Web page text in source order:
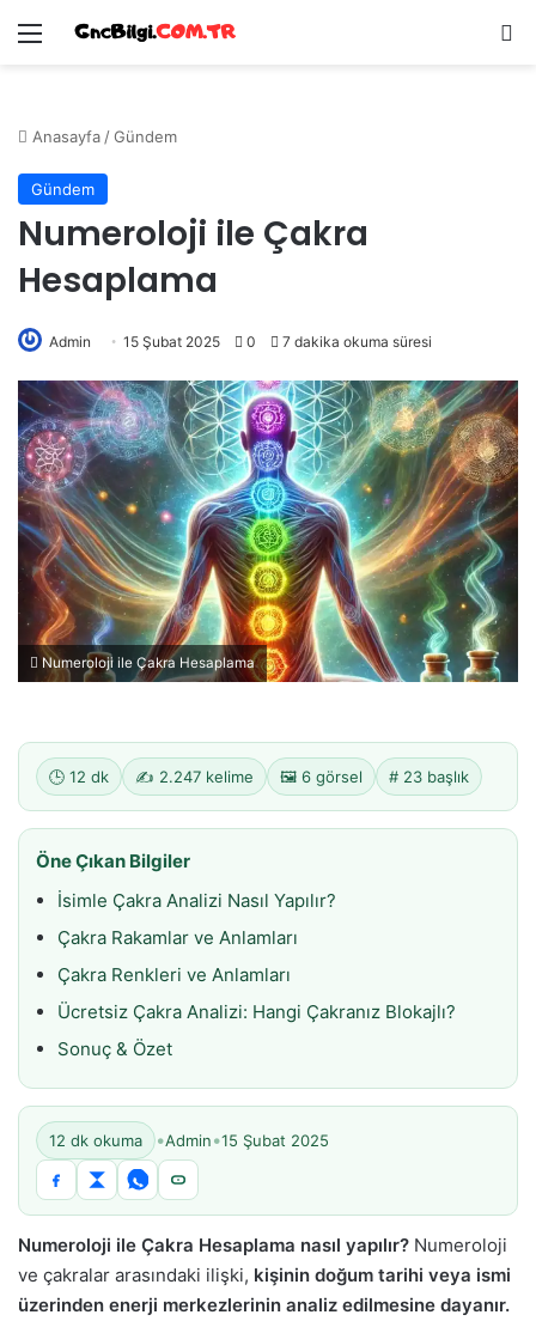
Menü
Anasayfa /Gündem
Gündem
Numeroloji ile Çakra
Hesaplama
Admin 15 Şubat 2025 0 7 dakika okuma süresi
Numeroloji ile Çakra Hesaplama
🕒 12 dk ✍️ 2.247 kelime 🖼️ 6 görsel # 23 başlık
Öne Çıkan Bilgiler
İsimle Çakra Analizi Nasıl Yapılır?
Çakra Rakamlar ve Anlamları
Çakra Renkleri ve Anlamları
Ücretsiz Çakra Analizi: Hangi Çakranız Blokajlı?
Sonuç & Özet
12 dk okuma •Admin•15 Şubat 2025
Numeroloji ile Çakra Hesaplama nasıl yapılır? Numeroloji
ve çakralar arasındaki ilişki, kişinin doğum tarihi veya ismi
üzerinden enerji merkezlerinin analiz edilmesine dayanır.